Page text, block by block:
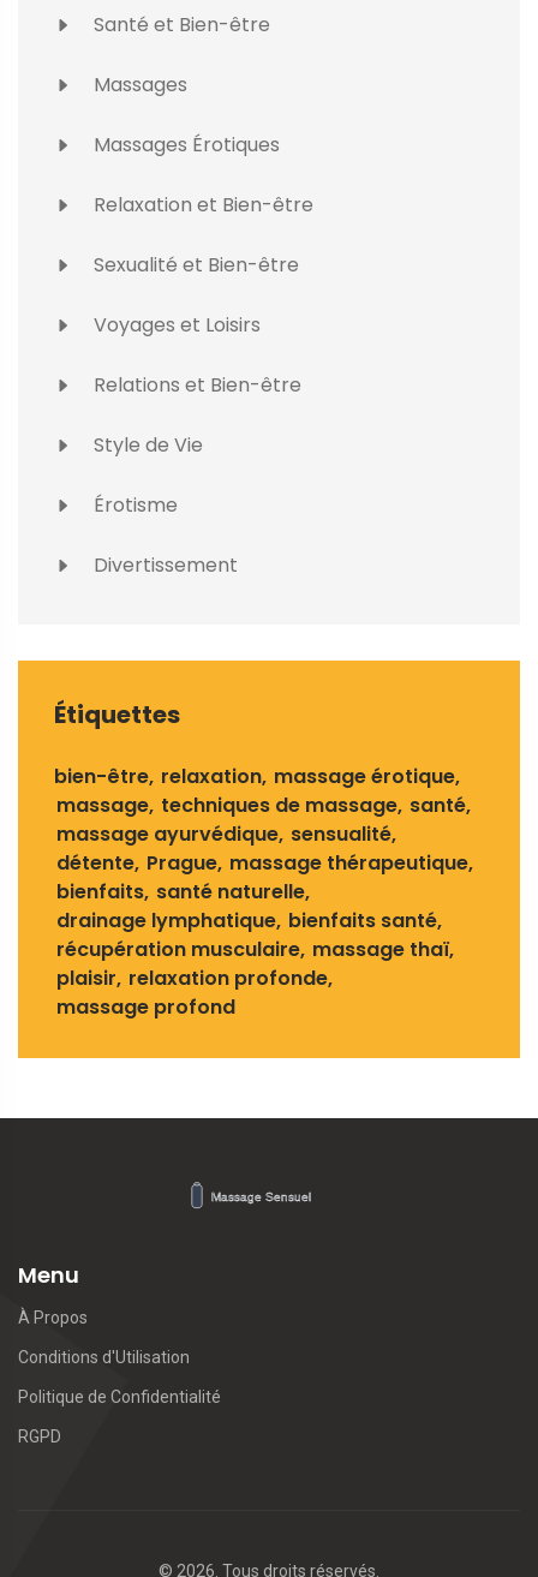
Santé et Bien-être
Massages
Massages Érotiques
Relaxation et Bien-être
Sexualité et Bien-être
Voyages et Loisirs
Relations et Bien-être
Style de Vie
Érotisme
Divertissement
Étiquettes
bien-être relaxation massage érotique
massage techniques de massage santé
massage ayurvédique sensualité
détente Prague massage thérapeutique
bienfaits santé naturelle
drainage lymphatique bienfaits santé
récupération musculaire massage thaï
plaisir relaxation profonde
massage profond
Menu
À Propos
Conditions d'Utilisation
Politique de Confidentialité
RGPD
© 2026. Tous droits réservés.